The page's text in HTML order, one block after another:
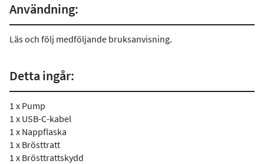
Användning:
Läs och följ medföljande bruksanvisning.
Detta ingår:
1 x Pump
1 x USB-C-kabel
1 x Nappflaska
1 x Brösttratt
1 x Brösttrattskydd